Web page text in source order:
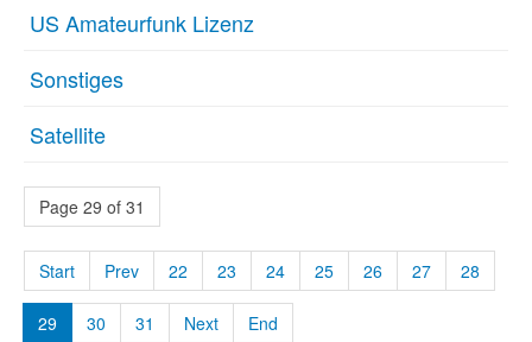
US Amateurfunk Lizenz
Sonstiges
Satellite
Page 29 of 31
Start Prev 22 23 24 25 26 27 28
29 30 31 Next End